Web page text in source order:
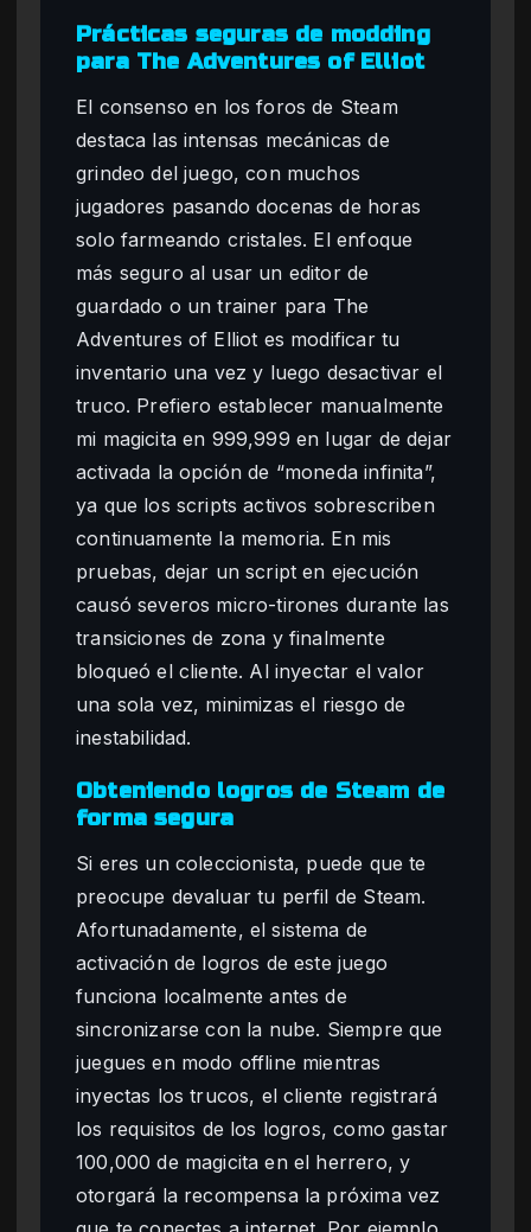
Prácticas seguras de modding
para The Adventures of Elliot
El consenso en los foros de Steam
destaca las intensas mecánicas de
grindeo del juego, con muchos
jugadores pasando docenas de horas
solo farmeando cristales. El enfoque
más seguro al usar un editor de
guardado o un trainer para The
Adventures of Elliot es modificar tu
inventario una vez y luego desactivar el
truco. Prefiero establecer manualmente
mi magicita en 999,999 en lugar de dejar
activada la opción de “moneda infinita”,
ya que los scripts activos sobrescriben
continuamente la memoria. En mis
pruebas, dejar un script en ejecución
causó severos micro-tirones durante las
transiciones de zona y finalmente
bloqueó el cliente. Al inyectar el valor
una sola vez, minimizas el riesgo de
inestabilidad.
Obteniendo logros de Steam de
forma segura
Si eres un coleccionista, puede que te
preocupe devaluar tu perfil de Steam.
Afortunadamente, el sistema de
activación de logros de este juego
funciona localmente antes de
sincronizarse con la nube. Siempre que
juegues en modo offline mientras
inyectas los trucos, el cliente registrará
los requisitos de los logros, como gastar
100,000 de magicita en el herrero, y
otorgará la recompensa la próxima vez